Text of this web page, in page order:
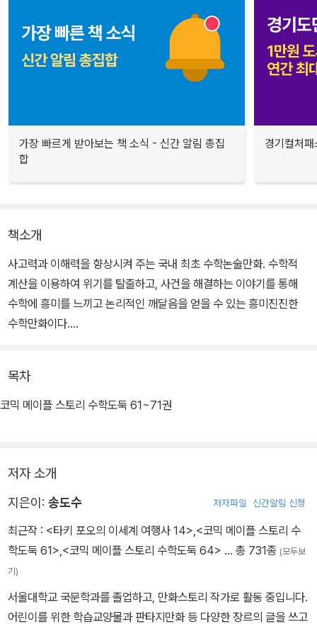
가장 빠르게 받아보는 책 소식 - 신간 알림 총집
합
경기컬처
책소개
사고력과 이해력을 향상시켜 주는 국내 최초 수학논술만화. 수학적
계산을 이용하여 위기를 탈출하고, 사건을 해결하는 이야기를 통해
수학에 흥미를 느끼고 논리적인 깨달음을 얻을 수 있는 흥미진진한
수학만화이다.
본편, 심화편, 창의편을 아울러 개념ㆍ원리ㆍ법칙ㆍ해법을 명확히 종
합 정리하는 주제들과 수학지도로 구성하였습니다. 이를 통해 영역별
목차
코믹 메이플 스토리 수학도둑 61~71권
저자 소개
지은이: 송도수 저자파일 신간알림 신청
최근작 : <타키 포오의 이세계 여행사 14>,<코믹 메이플 스토리 수
학도둑 61>,<코믹 메이플 스토리 수학도둑 64> … 총 731종 (모두보
기)
서울대학교 국문학과를 졸업하고, 만화스토리 작가로 활동 중입니다.
어린이를 위한 학습교양물과 판타지만화 등 다양한 장르의 글을 쓰고